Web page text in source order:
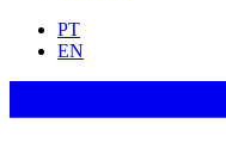
PT
EN